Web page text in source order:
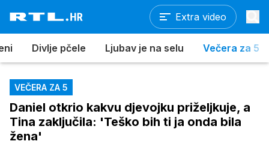
Extra video
Divlje pčele Ljubav je na selu Večera za 5
VEČERA ZA 5
Daniel otkrio kakvu djevojku priželjkuje, a
Tina zaključila: 'Teško bih ti ja onda bila
žena'